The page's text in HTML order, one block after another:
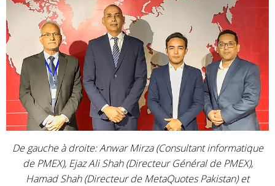
De gauche à droite: Anwar Mirza (Consultant informatique
de PMEX), Ejaz Ali Shah (Directeur Général de PMEX),
Hamad Shah (Directeur de MetaQuotes Pakistan) et